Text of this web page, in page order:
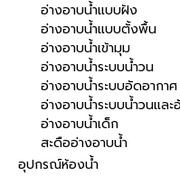
อ่างอาบน้ำแบบฝัง
อ่างอาบน้ำแบบตั้งพื้น
อ่างอาบน้ำเข้ามุม
อ่างอาบน้ำระบบน้ำวน
อ่างอาบน้ำระบบอัดอากาศ
อ่างอาบน้ำระบบน้ำวนแล
อ่างอาบน้ำเด็ก
สะดืออ่างอาบน้ำ
อุปกรณ์ห้องน้ำ